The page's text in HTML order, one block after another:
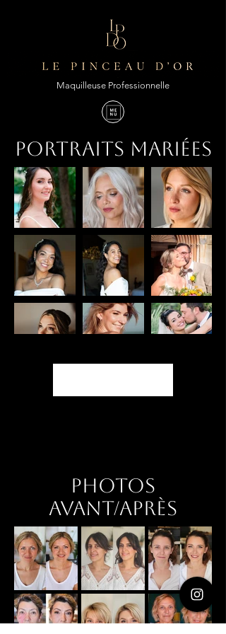
Maquilleuse Professionnelle
Portraits Mariées
Photos
Avant/Après